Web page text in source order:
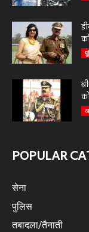
POPULAR
सेना
पुलिस
तबादला/तैनाती